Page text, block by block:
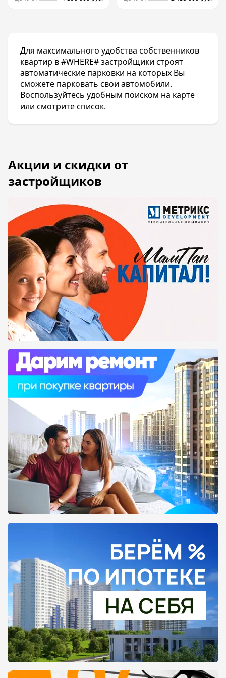
Для максимального удобства собственников
квартир в #WHERE# застройщики строят
автоматические парковки на которых Вы
сможете парковать свои автомобили.
Воспользуйтесь удобным поиском на карте
или смотрите список.